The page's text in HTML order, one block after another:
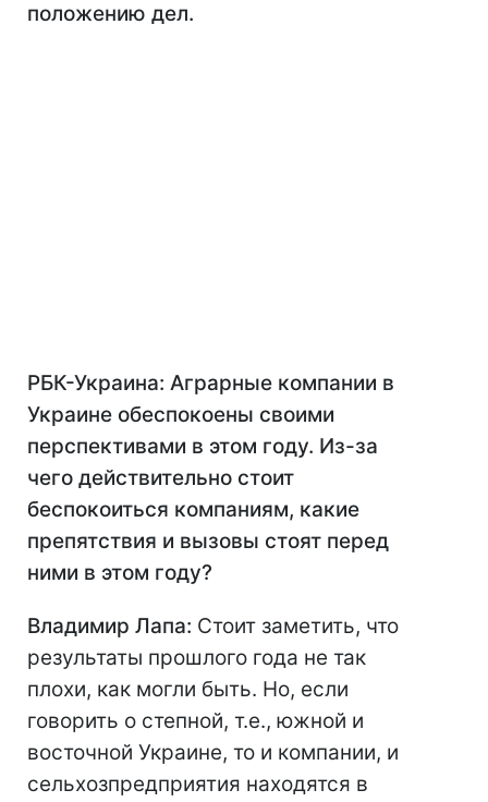
положению дел.
РБК-Украина: Аграрные компании в
Украине обеспокоены своими
перспективами в этом году. Из-за
чего действительно стоит
беспокоиться компаниям, какие
препятствия и вызовы стоят перед
ними в этом году?
Владимир Лапа: Стоит заметить, что
результаты прошлого года не так
плохи, как могли быть. Но, если
говорить о степной, т.е., южной и
восточной Украине, то и компании, и
сельхозпредприятия находятся в